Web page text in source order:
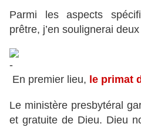
Parmi les aspects
prêtre, j’en soulignerai deux
En premier lieu, le primat
Le ministère presbytéral
et gratuite de Dieu. Dieu